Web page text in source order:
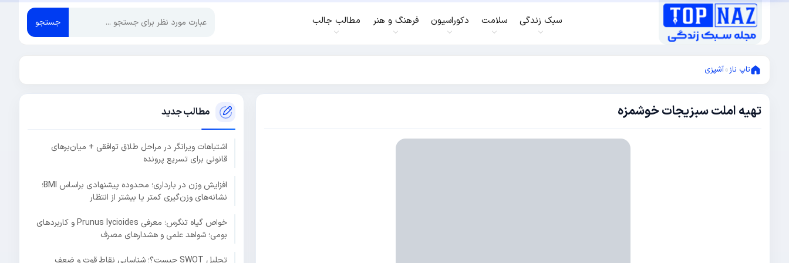
سبک زندگی سلامت دکوراسیون فرهنگ و هنر مطالب جالب جستجو
تاپ ناز»آشپزی
تهیه املت سبزیجات خوشمزه
فوریه
مطالب جدید
اشتباهات ویرانگر در مراحل طلاق توافقی + میان‌برهای
قانونی برای تسریع پرونده
افزایش وزن در بارداری؛ محدوده پیشنهادی براساس BMI؛
نشانه‌های وزن‌گیری کمتر یا بیشتر از انتظار
خواص گیاه تنگرس؛ معرفی Prunus lycioides و کاربردهای
بومی؛ شواهد علمی و هشدارهای مصرف